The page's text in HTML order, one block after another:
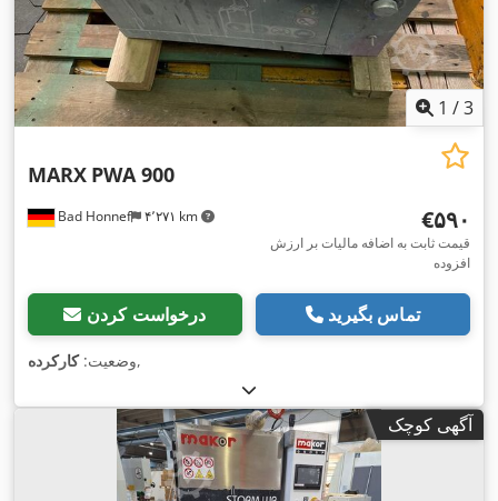
1 /3
Bad Honnef ۴٬۲۷۱ km
MARX PWA 900
‎€۵۹۰
قیمت ثابت به اضافه مالیات بر ارزش
افزوده
درخواست کردن تماس بگیرید
وضعیت:کارکرده ,
آگهی کوچک